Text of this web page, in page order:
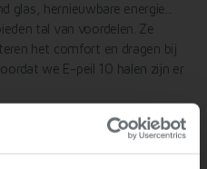
hernieuwbare energie...
tal van voordelen. Ze
het comfort en dragen bij
we E-peil 10 halen zijn er
thuishaven waar het